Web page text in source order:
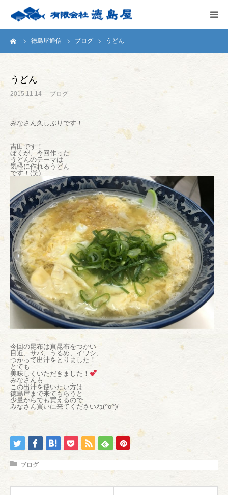
徳島屋通信 ブログ うどん
うどん
2015.11.14 ブログ
みなさん久しぶりです！
吉田です！
ぼくが、今回作った
うどんのテーマは
気軽に作れるうどん
です！(笑)
今回の昆布は真昆布をつかい
目近、サバ、うるめ、イワシ、
つかって出汁をとりました！
とても
美味しくいただきました！
みなさんも
この出汁を使いたい方は
徳島屋まで来てもらうと
少量からでも買えるので
みなさん買いに来てくださいね(^o^)/
ブログ
HOME
商品案内
お問い合わせ